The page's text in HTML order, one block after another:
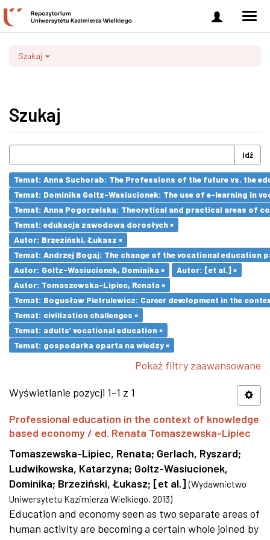
Zaloguj
się
Szukaj
Szukaj
Idź
Temat: Anna Suchorab: The Professions of the future vs. the
Temat: Dominika Goltz-Wasiucionek: The use of e-learning in
Temat: Anna Pogorzelska: Theoretical and practical areas of
Temat: edukacja zawodowa dorosłych ×
Autor: Brzeziński, Łukasz ×
Temat: Andrzej Bogaj: The change of the vocational education
Autor: Goltz-Wasiucionek, Dominika ×
Autor: [et al.] ×
Autor: Tomaszewska-Lipiec, Renata ×
Temat: Bogusław Pietrulewicz: Career development in the
Temat: civilization challenges ×
Temat: adults’ vocational education ×
Temat: gospodarka oparta na wiedzy ×
Pokaż filtry zaawansowane
Wyświetlanie pozycji 1-1 z 1
Professional education in the context of knowledge
based economy / ed. Renata Tomaszewska-Lipiec
Tomaszewska-Lipiec, Renata; Gerlach, Ryszard;
Ludwikowska, Katarzyna; Goltz-Wasiucionek,
Dominika; Brzeziński, Łukasz; [et al.] (Wydawnictwo
Uniwersytetu Kazimierza Wielkiego, 2013)
Education and economy seen as two separate areas of
human activity are becoming a certain whole joined by